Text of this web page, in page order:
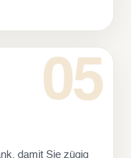
05
damit Sie zügig